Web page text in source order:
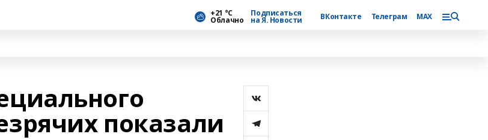
+21 °С
Облачно
Подписаться
на Я. Новости ВКонтакте Телеграм MAX
показали